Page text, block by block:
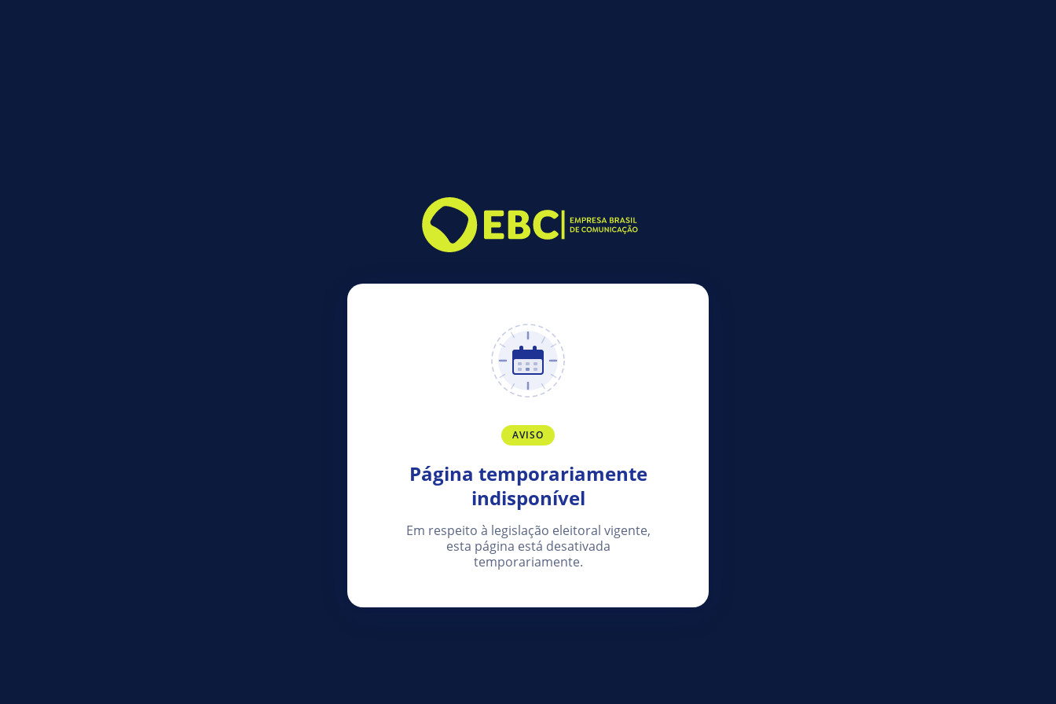
AVISO
Página temporariamente
indisponível
Em respeito à legislação eleitoral vigente,
esta página está desativada
temporariamente.